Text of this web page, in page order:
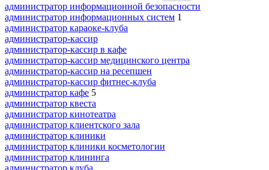
администратор информационной безопасности
администратор информационных систем 1
администратор караоке-клуба
администратор-кассир
администратор-кассир в кафе
администратор-кассир медицинского центра
администратор-кассир на ресепшен
администратор-кассир фитнес-клуба
администратор кафе 5
администратор квеста
администратор кинотеатра
администратор клиентского зала
администратор клиники
администратор клиники косметологии
администратор клининга
администратор клуба